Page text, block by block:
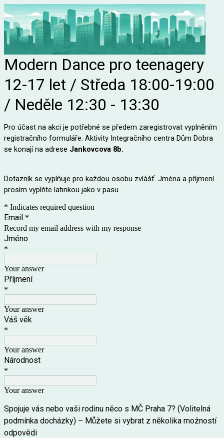
Modern Dance pro teenagery
12-17 let / Středa 18:00-19:00
/ Neděle 12:30 - 13:30
Pro účast na akci je potřebné se předem zaregistrovat vyplněním
registračního formuláře. Aktivity Integračního centra Dům Dobra
se konají na adrese Jankovcova 8b.
Dotazník se vyplňuje pro každou osobu zvlášť. Jména a příjmení
prosím vyplňte latinkou jako v pasu.
* Indicates required question
Email *
Record my email address with my response
Jméno
*
Your answer
Příjmení
*
Your answer
Váš věk
*
Your answer
Národnost
*
Your answer
Spojuje vás nebo vaši rodinu něco s MČ Praha 7? (Volitelná
podmínka docházky) – Můžete si vybrat z několika možností
odpovědi